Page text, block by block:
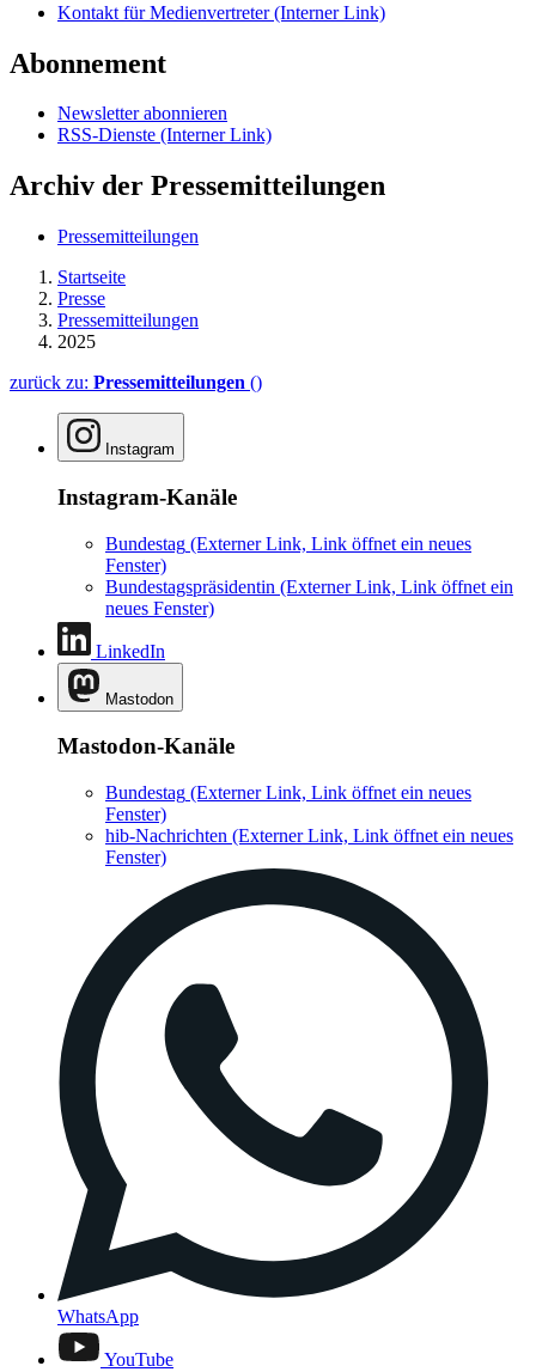
Kontakt für Medienvertreter(Interner Link)
Abonnement
Newsletter abonnieren
RSS-Dienste (Interner Link)
Archiv der Pressemitteilungen
Pressemitteilungen
Startseite
Presse
Pressemitteilungen
2025
zurück zu: Pressemitteilungen ()
Instagram
Instagram-Kanäle
Bundestag (Externer Link, Link öffnet ein neues
Fenster)
Bundestagspräsidentin (Externer Link, Link öffnet ein
neues Fenster)
LinkedIn
Mastodon
Mastodon-Kanäle
Bundestag (Externer Link, Link öffnet ein neues
Fenster)
hib-Nachrichten (Externer Link, Link öffnet ein neues
Fenster)
WhatsApp
YouTube